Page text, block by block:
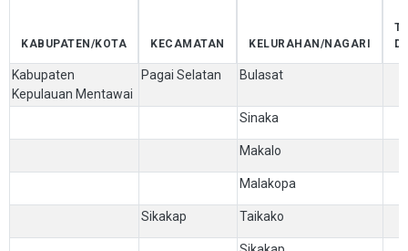
KABUPATEN/KOTA KECAMATAN KELURAHAN/NAGARI
Kabupaten
Kepulauan Mentawai
Pagai Selatan Bulasat
Sinaka
Makalo
Malakopa
Sikakap Taikako